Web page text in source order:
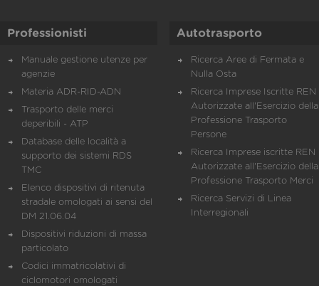
Professionisti
Manuale gestione utenze per
agenzie
Materia ADR-RID-ADN
Trasporto delle merci
deperibili - ATP
Database delle località a
supporto dei sistemi RDS
TMC
Elenco dispositivi di ritenuta
stradale omologati ai sensi del
DM 21.06.04
Dispositivi riduzioni di massa
particolato
Codici immatricolativi di
ciclomotori omologati
Autotrasporto
Ricerca Aree di Fermata e
Nulla Osta
Ricerca Imprese Iscritte REN
Autorizzate all'Esercizio della
Professione Trasporto
Persone
Ricerca Imprese iscritte REN
Autorizzate all'Esercizio della
Professione Trasporto Merci
Ricerca Servizi di Linea
Interregionali